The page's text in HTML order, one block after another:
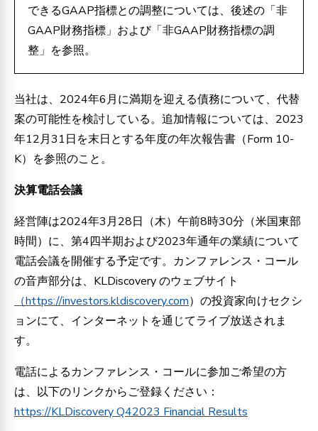
できるGAAP指標との調整については、後述の「非
GAAP財務指標」および「非GAAP財務指標の調
整」を参照。
当社は、2024年6月に満期を迎える債務について、代替
案の可能性を検討している。追加情報については、2023
年12月31日を末日とする年度の年次報告書（Form 10-
K）を参照のこと。
決算電話会議
経営陣は2024年3月28日（木）午前8時30分（米国東部
時間）に、第4四半期および2023年通年の業績について
電話会議を開催する予定です。カンファレンス・コール
の音声部分は、KLDiscovery のウェブサイト
（https://investors.kldiscovery.com）の投資家向けセクシ
ョンにて、インターネットを通じてライブ放送されま
す。
電話によるカンファレンス・コールに参加ご希望の方
は、以下のリンクからご登録ください：
https://KLDiscovery Q42023 Financial Results